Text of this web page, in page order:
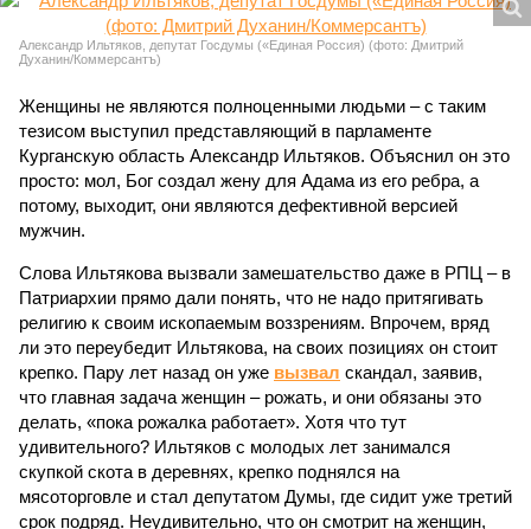
Александр Ильтяков, депутат Госдумы («Единая Россия) (фото: Дмитрий
Духанин/Коммерсантъ)
Женщины не являются полноценными людьми – с таким
тезисом выступил представляющий в парламенте
Курганскую область Александр Ильтяков. Объяснил он это
просто: мол, Бог создал жену для Адама из его ребра, а
потому, выходит, они являются дефективной версией
мужчин.
Слова Ильтякова вызвали замешательство даже в РПЦ – в
Патриархии прямо дали понять, что не надо притягивать
религию к своим ископаемым воззрениям. Впрочем, вряд
ли это переубедит Ильтякова, на своих позициях он стоит
крепко. Пару лет назад он уже вызвал скандал, заявив,
что главная задача женщин – рожать, и они обязаны это
делать, «пока рожалка работает». Хотя что тут
удивительного? Ильтяков с молодых лет занимался
скупкой скота в деревнях, крепко поднялся на
мясоторговле и стал депутатом Думы, где сидит уже третий
срок подряд. Неудивительно, что он смотрит на женщин,